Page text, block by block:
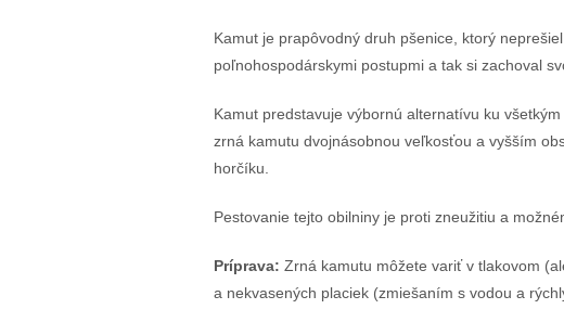
Kamut je prapôvodný druh pšenice, ktorý
poľnohospodárskymi postupmi a tak si zachoval
Kamut predstavuje výbornú alternatívu ku
zrná kamutu dvojnásobnou veľkosťou a vyšším
horčíku.
Pestovanie tejto obilniny je proti zneužitiu a
Príprava: Zrná kamutu môžete variť v tlakovom
a nekvasených placiek (zmiešaním s vodou a